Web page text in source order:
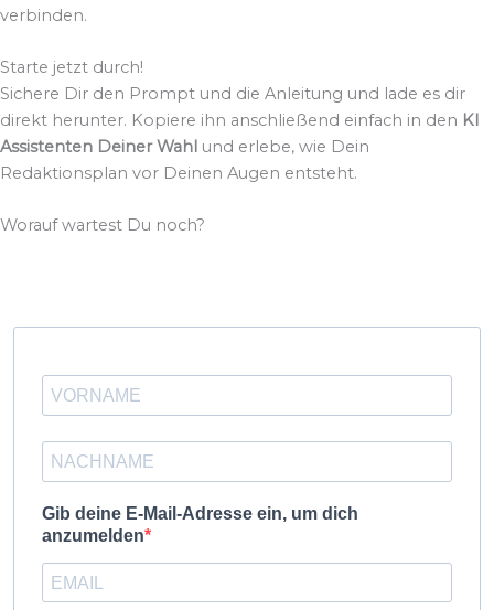
verbinden.
Starte jetzt durch!
Sichere Dir den Prompt und die Anleitung und lade es dir
direkt herunter. Kopiere ihn anschließend einfach in den KI
Assistenten Deiner Wahl und erlebe, wie Dein
Redaktionsplan vor Deinen Augen entsteht.
Worauf wartest Du noch?
Gib deine E-Mail-Adresse ein, um dich
anzumelden